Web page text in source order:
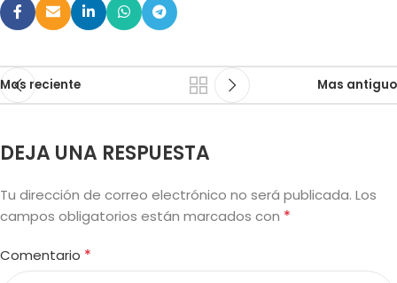
Mas reciente Mas antiguo
DEJA UNA RESPUESTA
Tu dirección de correo electrónico no será publicada. Los
campos obligatorios están marcados con *
Comentario *